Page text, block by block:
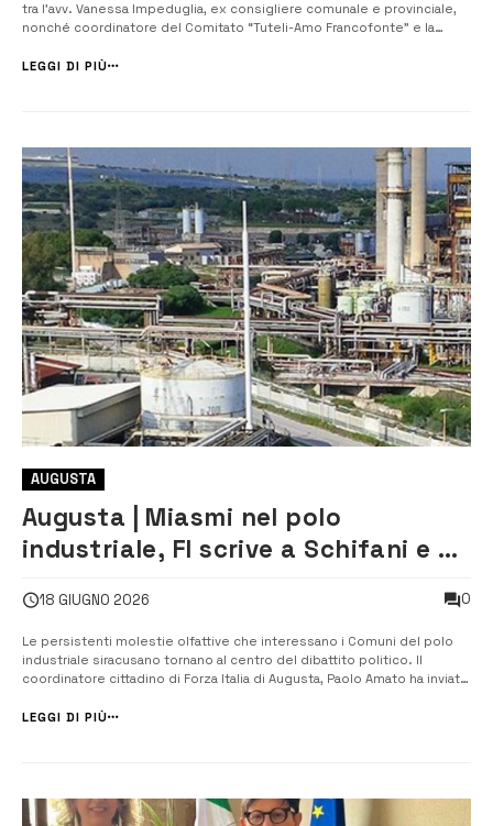
tra l’avv. Vanessa Impeduglia, ex consigliere comunale e provinciale,
nonché coordinatore del Comitato “Tuteli-Amo Francofonte” e la
situazione della sicurezza a Francofonte. &#822...
LEGGI DI PIÙ
AUGUSTA
Augusta | Miasmi nel polo
industriale, FI scrive a Schifani e al
pubblico più efficace»
18 GIUGNO 2026 0
Le persistenti molestie olfattive che interessano i Comuni del polo
industriale siracusano tornano al centro del dibattito politico. Il
coordinatore cittadino di Forza Italia di Augusta, Paolo Amato ha inviato
prefetto di Siracusa Chiara Armenia per richiamare l’attenzione su ...
LEGGI DI PIÙ